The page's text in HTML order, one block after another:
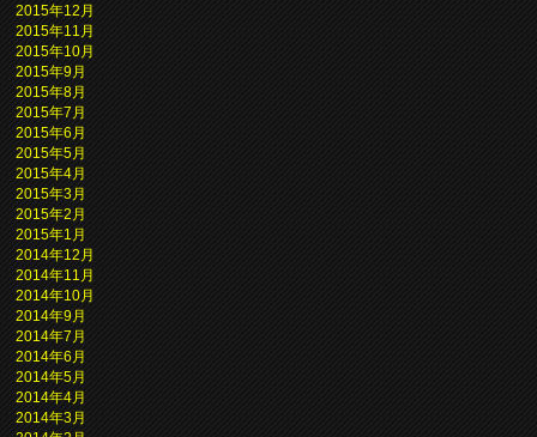
2015年12月
2015年11月
2015年10月
2015年9月
2015年8月
2015年7月
2015年6月
2015年5月
2015年4月
2015年3月
2015年2月
2015年1月
2014年12月
2014年11月
2014年10月
2014年9月
2014年7月
2014年6月
2014年5月
2014年4月
2014年3月